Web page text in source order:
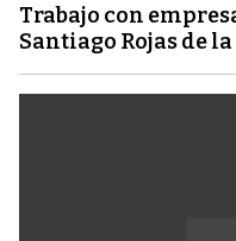
Trabajo con
Santiago Rojas de